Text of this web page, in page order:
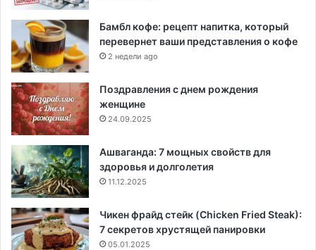
Бамбл кофе: рецепт напитка, который
перевернет ваши представления о кофе
2 недели ago
Поздравления с днем рождения
женщине
24.09.2025
Ашваганда: 7 мощных свойств для
здоровья и долголетия
11.12.2025
Чикен фрайд стейк (Chicken Fried Steak):
7 секретов хрустящей панировки
05.01.2025